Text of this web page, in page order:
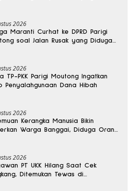
2026
Maranti Curhat ke DPRD Parigi
soal Jalan Rusak yang Diduga
2026
TP-PKK Parigi Moutong Ingatkan
Penyalahgunaan Dana Hibah
2026
Kerangka Manusia Bikin
Warga Banggai, Diduga Orang
2026
PT UKK Hilang Saat Cek
Ditemukan Tewas di